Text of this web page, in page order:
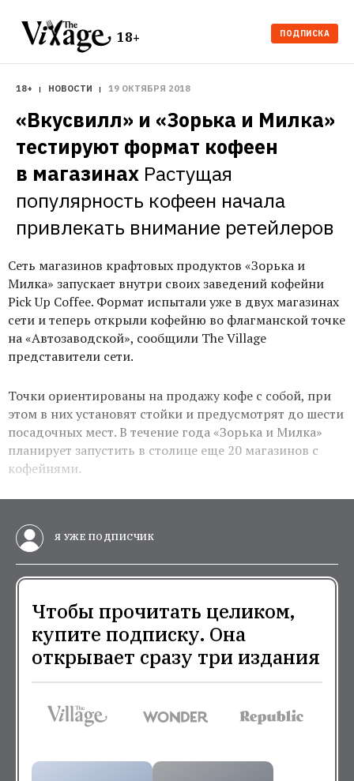
18+ ПОДПИСКА
18+ НОВОСТИ 19 ОКТЯБРЯ 2018
«Вкусвилл» и «Зорька и Милка»
тестируют формат кофеен
в магазинах Растущая
популярность кофеен начала
привлекать внимание ретейлеров
Сеть магазинов крафтовых продуктов «Зорька и
Милка» запускает внутри своих заведений кофейни
Pick Up Coffee. Формат испытали уже в двух магазинах
сети и теперь открыли кофейню во флагманской точке
на «Автозаводской», сообщили The Village
представители сети.
Точки ориентированы на продажу кофе с собой, при
этом в них установят стойки и предусмотрят до шести
посадочных мест. В течение года «Зорька и Милка»
планирует запустить в столице еще 20 магазинов с
кофейнями.
Я УЖЕ ПОДПИСЧИК
Чтобы прочитать целиком,
купите подписку. Она
открывает сразу три издания